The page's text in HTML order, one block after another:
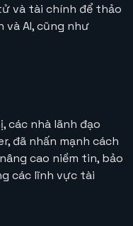
và tài chính để thảo
và AI, cũng như
các nhà lãnh đạo
đã nhấn mạnh cách
cao niềm tin, bảo
các lĩnh vực tài